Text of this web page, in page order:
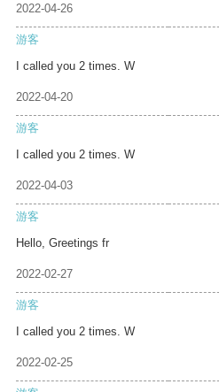
2022-04-26
游客
I called you 2 times. W
2022-04-20
游客
I called you 2 times. W
2022-04-03
游客
Hello, Greetings fr
2022-02-27
游客
I called you 2 times. W
2022-02-25